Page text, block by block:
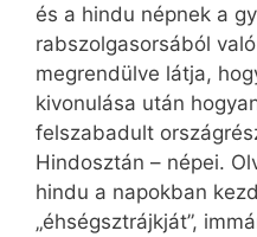
és a hindu népnek a
rabszolgasorsából
megrendülve látja,
kivonulása után
felszabadult
Hindosztán – népei.
hindu a napokban
„éhségsztrájkját”,